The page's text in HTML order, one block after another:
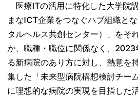
医療ITの活用に特化した大学院
まなICT企業をつなぐハブ組織と
タルヘルス共創センター）」をそ
か、職種・職位に関係なく、
る新病院のあり方に対し、熱意を
集した「未来型病院構想検討チー
に理想的な病院の実現を目指した